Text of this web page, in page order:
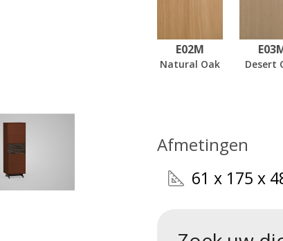
E02M
Natural Oak Desert
Afmetingen
61 x 175 x